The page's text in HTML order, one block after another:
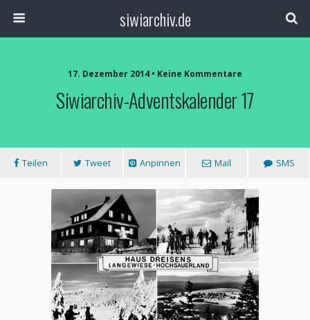
siwiarchiv.de
17. Dezember 2014 • Keine Kommentare
Siwiarchiv-Adventskalender 17
Teilen Tweet Anpinnen Mail SMS